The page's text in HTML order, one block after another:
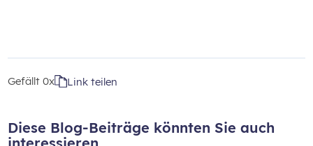
Gefällt0x Link teilen
Diese Blog-Beiträge könnten Sie auch